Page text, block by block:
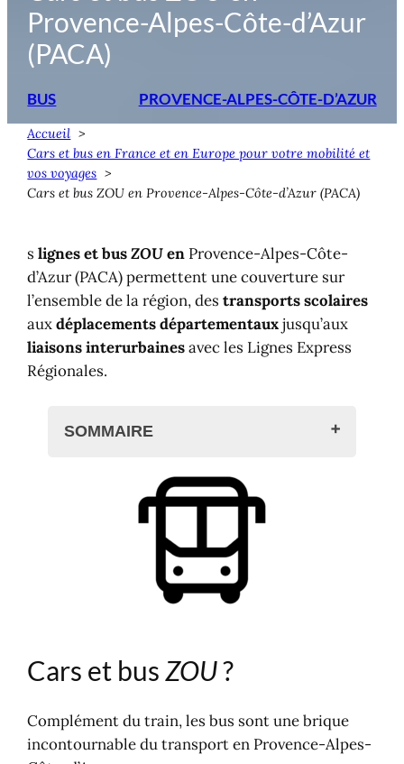
Provence-Alpes-Côte-d’Azur
(PACA)
BUS PROVENCE-ALPES-CÔTE-D’AZUR
Accueil
Cars et bus en France et en Europe pour votre mobilité et
vos voyages
Cars et bus ZOU en Provence-Alpes-Côte-d’Azur (PACA)
slignes et busZOUen Provence-Alpes-Côte-
d’Azur (PACA) permettent une couverture sur
l’ensemble de la région, destransports scolaires
auxdéplacements départementauxjusqu’aux
liaisons interurbainesavec les Lignes Express
Régionales.
SOMMAIRE
Cars et bus ZOU ?
Lignes de cars et bus ZOU PACA
Lignes de proximité par
département
Plan des lignes régionales ZOU
Cartes thématiques de la Région
Cars et bus ZOU?
Complément du train, les bus sont une brique
incontournable du transport en Provence-Alpes-